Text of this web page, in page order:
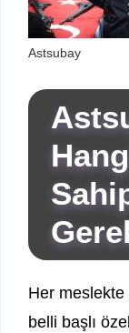
Astsubay
Her meslekte
belli başlı